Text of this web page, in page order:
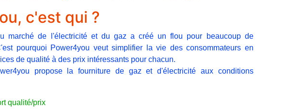
c'est qui ?
marché de l'électricité et du gaz a créé un flou pour beaucoup de
pourquoi Power4you veut simplifier la vie des consommateurs en
de qualité à des prix intéressants pour chacun.
propose la fourniture de gaz et d'électricité aux conditions
qualité/prix